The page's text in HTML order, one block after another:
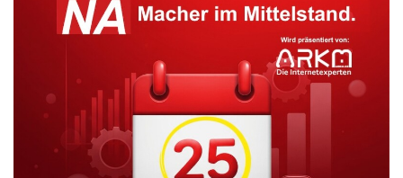
Verena Fehling, Investor Relations Specialist der Basler AG:
„Mit der EU-Marktmissbrauchsverordnung wurden wir mit ganz
neuen Anforderungen konfrontiert – vor allem beim Insiderrecht.
Da wir diese Pflichten zuverlässig erfüllen wollen, haben wir uns
für den INSIDER MANAGER der EQS Group entschieden. Das
Tool, das sich bestens in unsere Plattform einfügt und auch